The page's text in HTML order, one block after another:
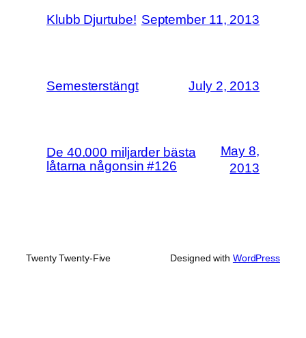
Klubb Djurtube! September 11, 2013
Semesterstängt July 2, 2013
De 40.000 miljarder bästa
låtarna någonsin #126
May 8,
2013
Twenty Twenty-Five Designed with WordPress